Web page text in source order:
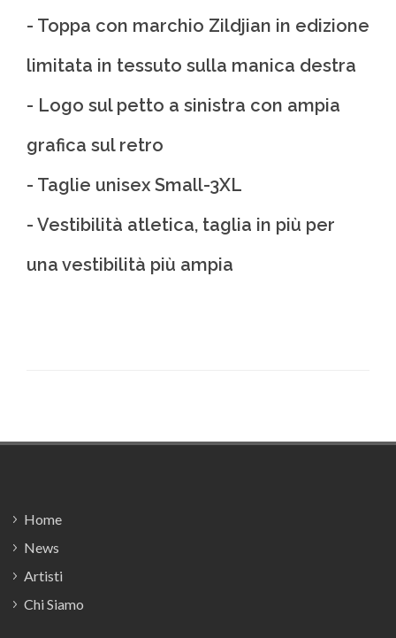
- Toppa con marchio Zildjian in edizione
limitata in tessuto sulla manica destra
- Logo sul petto a sinistra con ampia
grafica sul retro
- Taglie unisex Small-3XL
- Vestibilità atletica, taglia in più per
una vestibilità più ampia
Home
News
Artisti
Chi Siamo